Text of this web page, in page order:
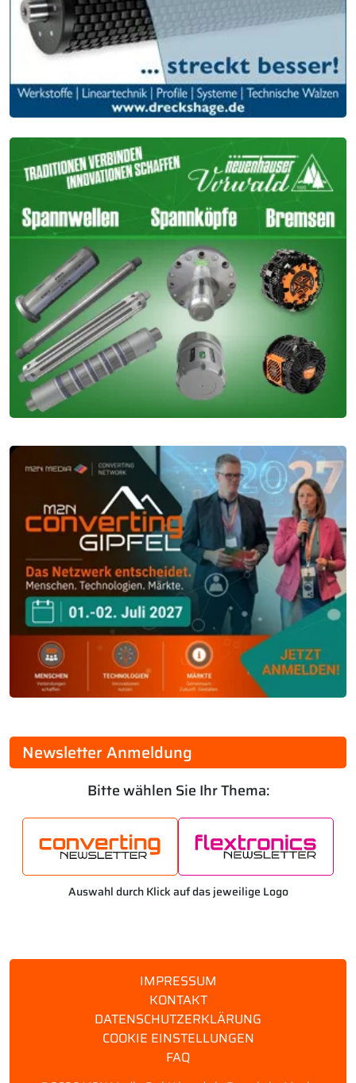
Newsletter Anmeldung
Bitte wählen Sie Ihr Thema:
Auswahl durch Klick auf das jeweilige Logo
IMPRESSUM
KONTAKT
DATENSCHUTZERKLÄRUNG
COOKIE EINSTELLUNGEN
FAQ